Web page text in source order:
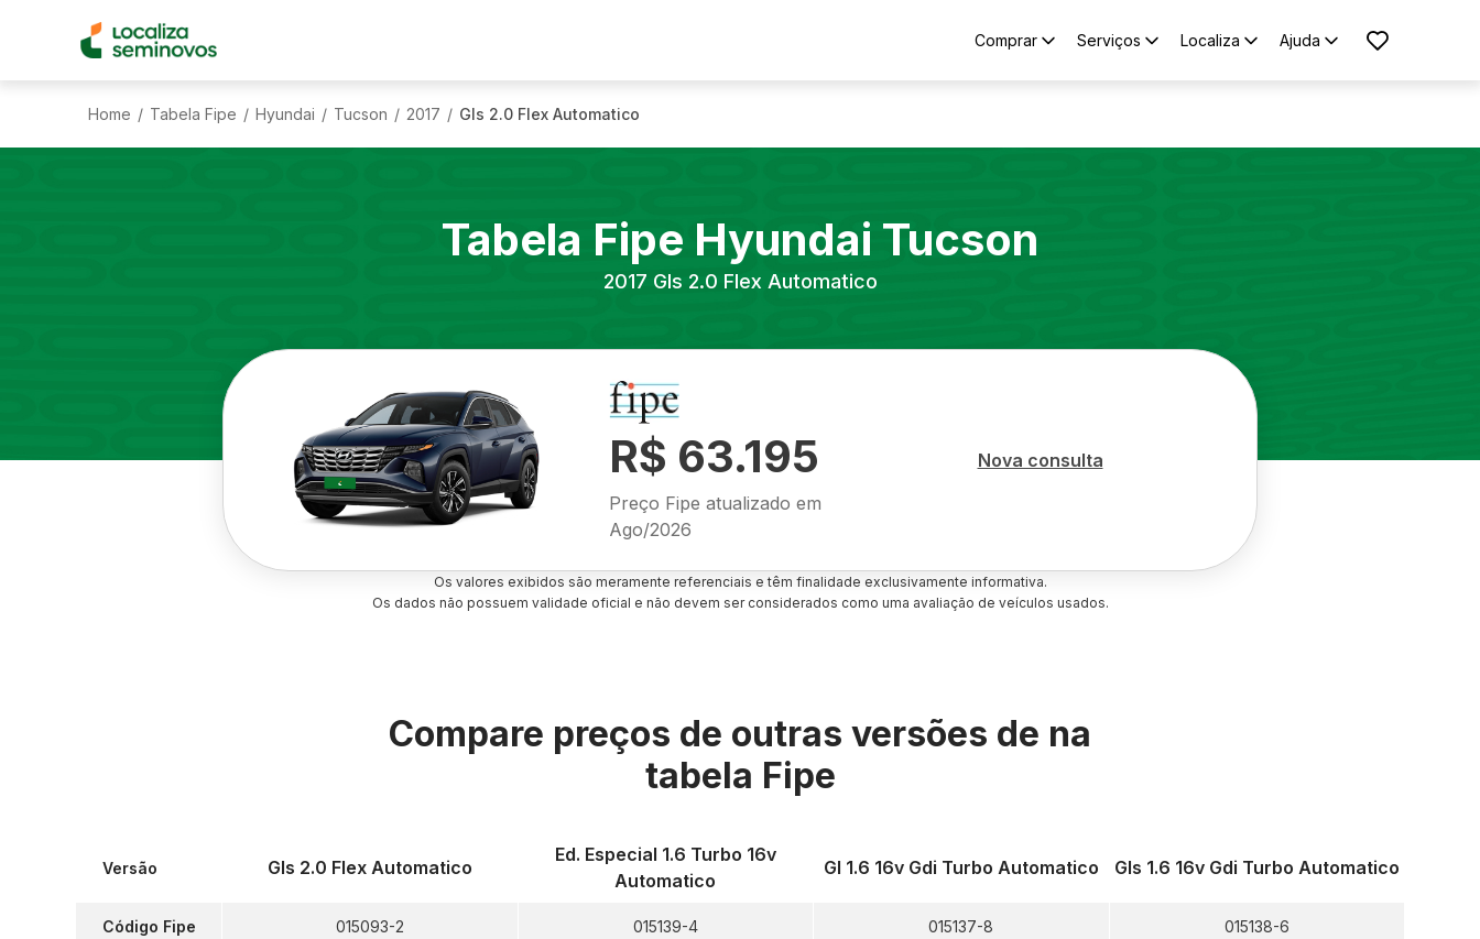
Comprar Serviços Localiza Ajuda
Home / Tabela Fipe / Hyundai / Tucson / 2017 / Gls 2.0 Flex Automatico
Tabela Fipe Hyundai Tucson
2017 Gls 2.0 Flex Automatico
R$ 63.195
Preço Fipe atualizado em
Ago/2026
Nova consulta
Os valores exibidos são meramente referenciais e têm finalidade exclusivamente informativa.
Os dados não possuem validade oficial e não devem ser considerados como uma avaliação de veículos usados.
Compare preços de outras versões de na
tabela Fipe
Versão
Código Fipe
Gls 2.0 Flex Automatico
015093-2
Ed. Especial 1.6 Turbo 16v
Automatico
015139-4
Gl 1.6 16v Gdi Turbo Automatico
015137-8
Gls 1.6 16v Gdi Turbo Automatico
015138-6